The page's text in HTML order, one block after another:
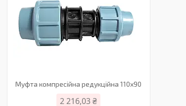
Муфта компресійна редукційна 110х90
2 216,03 ₴